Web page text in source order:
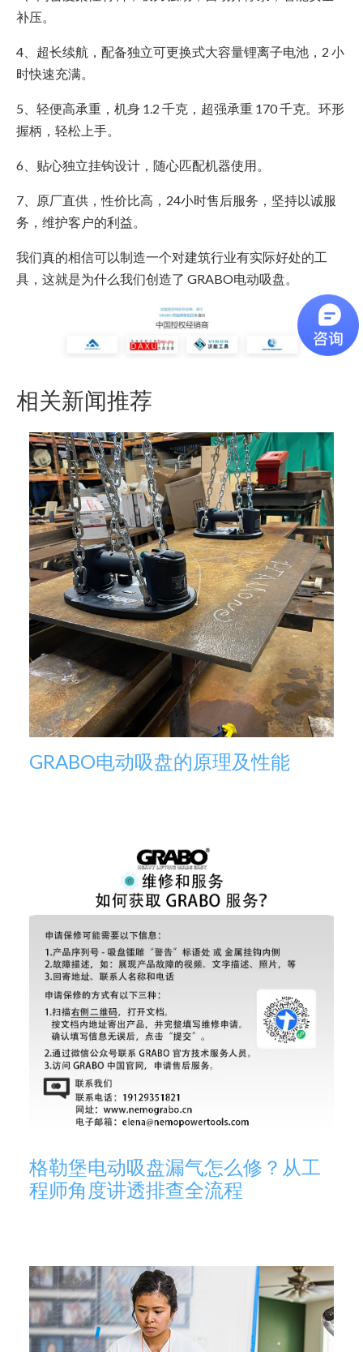
补压。
4、超长续航，配备独立可更换式大容量锂离子电池，2 小
时快速充满。
5、轻便高承重，机身 1.2 千克，超强承重 170 千克。环形
握柄，轻松上手。
6、贴心独立挂钩设计，随心匹配机器使用。
7、原厂直供，性价比高，24小时售后服务，坚持以诚服
务，维护客户的利益。
我们真的相信可以制造一个对建筑行业有实际好处的工
具，这就是为什么我们创造了 GRABO电动吸盘。
相关新闻推荐
GRABO电动吸盘的原理及性能
格勒堡电动吸盘漏气怎么修？从工
程师角度讲透排查全流程